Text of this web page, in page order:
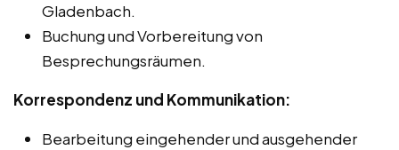
Gladenbach.
Buchung und Vorbereitung von
Besprechungsräumen.
Korrespondenz und Kommunikation:
Bearbeitung eingehender und ausgehender